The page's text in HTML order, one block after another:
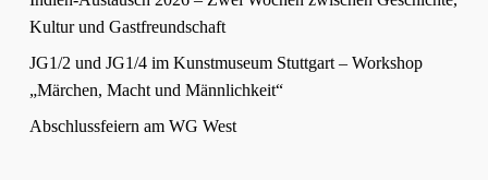
Kultur und Gastfreundschaft
JG1/2 und JG1/4 im Kunstmuseum Stuttgart – Workshop
„Märchen, Macht und Männlichkeit“
Abschlussfeiern am WG West